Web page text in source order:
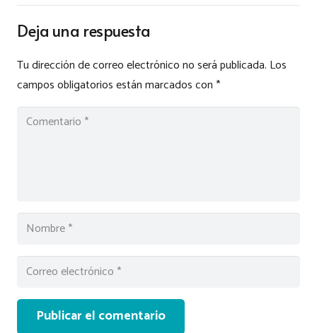
Deja una respuesta
Tu dirección de correo electrónico no será publicada. Los
campos obligatorios están marcados con*
Publicar el comentario